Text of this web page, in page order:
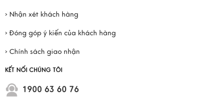
› Nhận xét khách hàng
› Đóng góp ý kiến của khách hàng
› Chính sách giao nhận
KẾT NỐI CHÚNG TÔI
1900 63 60 76